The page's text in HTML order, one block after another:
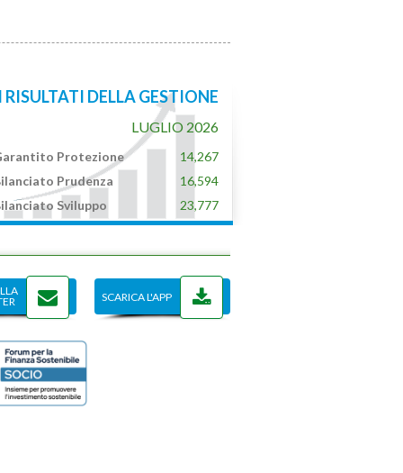
RISULTATI DELLA GESTIONE
LUGLIO 2026
Protezione
14,267
Prudenza
16,594
Sviluppo
23,777
SCARICA L'APP